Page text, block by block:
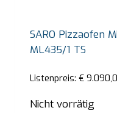
SARO Pizzaofen
ML435/1 TS
Listenpreis: €
Nicht vorrätig